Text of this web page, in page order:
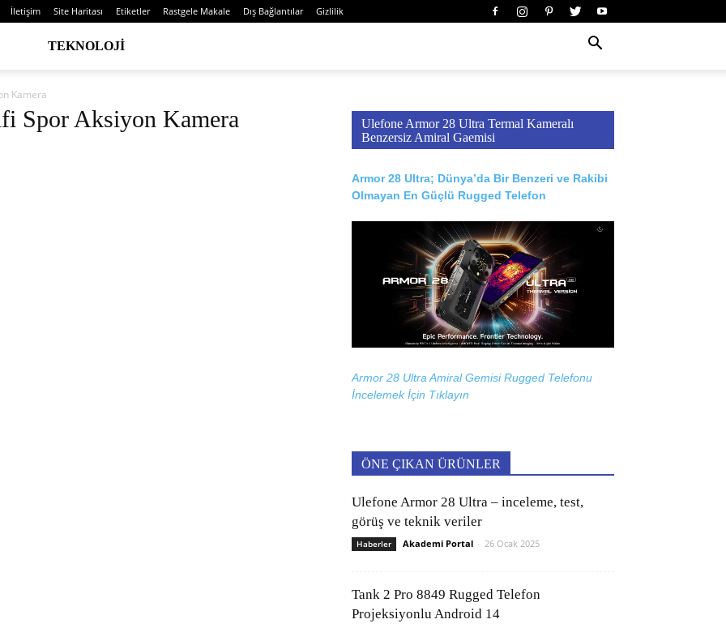
İletişim Site Haritası Etiketler Rastgele Makale Dış Bağlantılar Gizlilik
TEKNOLOJI
Kamera
Spor Aksiyon Kamera
Ulefone Armor 28 Ultra Termal Kameralı
Benzersiz Amiral Gaemisi
Armor 28 Ultra; Dünya’da Bir Benzeri ve Rakibi
Olmayan En Güçlü Rugged Telefon
Armor 28 Ultra Amiral Gemisi Rugged Telefonu
İncelemek İçin Tıklayın
ÖNE ÇIKAN ÜRÜNLER
Ulefone Armor 28 Ultra – inceleme, test,
görüş ve teknik veriler
Haberler Akademi Portal - 26 Ocak 2025
Tank 2 Pro 8849 Rugged Telefon
Projeksiyonlu Android 14